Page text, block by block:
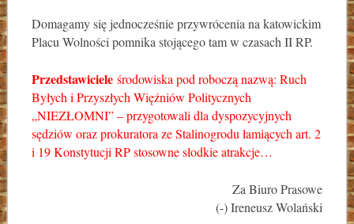
Domagamy się jednocześnie przywrócenia na katowickim
Placu Wolności pomnika stojącego tam w czasach II RP.
Przedstawicieleśrodowiska pod roboczą nazwą: Ruch
Byłych i Przyszłych Więźniów Politycznych
„NIEZŁOMNI” – przygotowali dla dyspozycyjnych
sędziów oraz prokuratora ze Stalinogrodu łamiących art. 2
i 19 Konstytucji RP stosowne słodkie atrakcje…
Za Biuro Prasowe
(-) Ireneusz Wolański